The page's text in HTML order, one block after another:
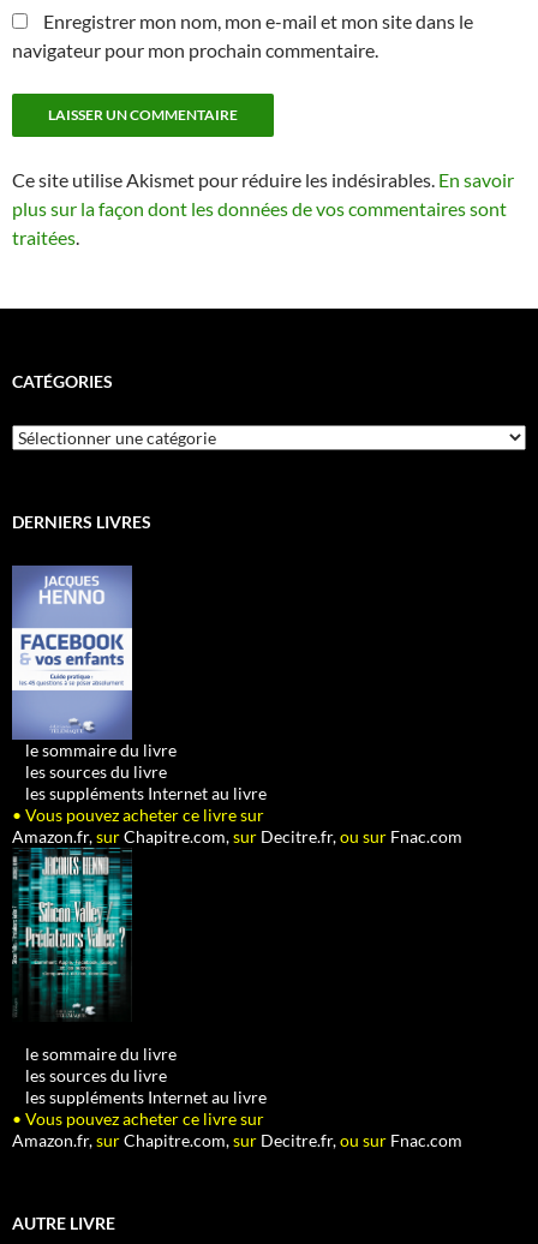
Enregistrer mon nom, mon e-mail et mon site dans le
navigateur pour mon prochain commentaire.
Ce site utilise Akismet pour réduire les indésirables. En savoir
plus sur la façon dont les données de vos commentaires sont
traitées.
CATÉGORIES
Catégories
DERNIERS LIVRES
le sommaire du livre
les sources du livre
les suppléments Internet au livre
• Vous pouvez acheter ce livre sur
Amazon.fr,surChapitre.com,sur Decitre.fr,ou sur Fnac.com
le sommaire du livre
les sources du livre
les suppléments Internet au livre
• Vous pouvez acheter ce livre sur
Amazon.fr,surChapitre.com,sur Decitre.fr,ou sur Fnac.com
AUTRE LIVRE